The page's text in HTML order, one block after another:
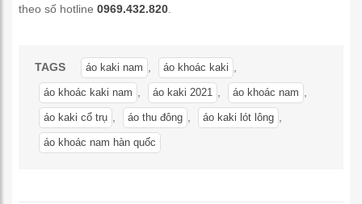
theo số hotline 0969.432.820
TAGS áo kaki nam áo khoác kaki
áo khoác kaki nam áo kaki 2021 áo khoác nam
áo kaki cổ trụ áo thu đông áo kaki lót lông
áo khoác nam hàn quốc